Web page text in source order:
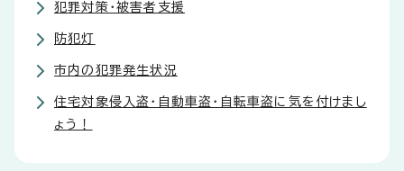
犯罪対策・被害者支援
防犯灯
市内の犯罪発生状況
住宅対象侵入盗・自動車盗・自転車盗に気を付けまし
ょう！